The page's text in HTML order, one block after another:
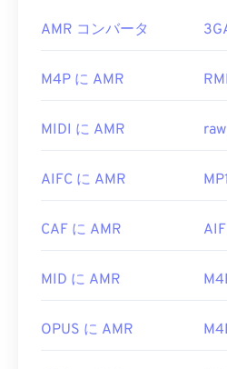
ばいいですか?
AMRファイルはMMSメッセ
デバイスで開くことができま
アプレーヤー
できます。Audacityは
高く、狭帯域信号に特化し
開発元: 第3世代パートナーシ
AMR コンバータ
M4P に AMR
MIDI に AMR
AIFC に AMR
CAF に AMR
MID に AMR
OPUS に AMR